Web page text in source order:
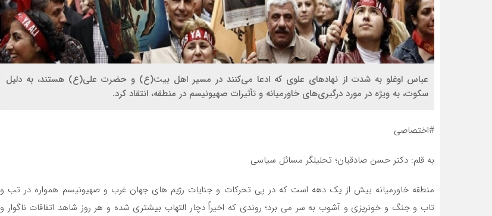
عباس اوغلو به شدت از نهادهای علوی که ادعا می‌کنند در مسیر اهل بیت(ع) و حضرت علی(ع) هستند، به دلیل
سکوت، به ویژه در مورد درگیری‌های خاورمیانه و تأثیرات صهیونیسم در منطقه، انتقاد کرد.
#اختصاصی
به قلم: دکتر حسن صادقیان؛ تحلیلگر مسائل سیاسی
منطقه خاورمیانه بیش از یک دهه است که در پی تحرکات و جنایات رژیم های جهان غرب و صهیونیسم همواره در تب و
تاب و جنگ و خونریزی و آشوب به سر می برد؛ روندی که اخیراً دچار التهاب بیشتری شده و هر روز شاهد اتفاقات ناگوار و